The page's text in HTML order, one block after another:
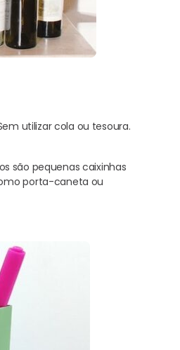
utilizar cola ou tesoura.
são pequenas caixinhas
porta-caneta ou